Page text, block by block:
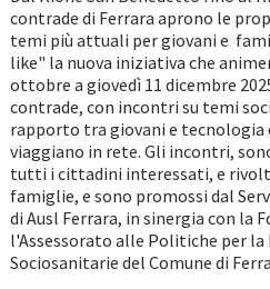
contrade di Ferrara aprono le
temi più attuali per giovani e
like" la nuova iniziativa che
ottobre a giovedì 11 dicembre
contrade, con incontri su temi
rapporto tra giovani e tecnologia
viaggiano in rete. Gli incontri,
tutti i cittadini interessati, e
famiglie, e sono promossi dal
di Ausl Ferrara, in sinergia con la
l'Assessorato alle Politiche per
Sociosanitarie del Comune di